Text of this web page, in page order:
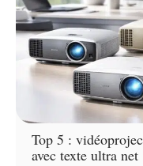
Top 5 :
avec texte ultra net